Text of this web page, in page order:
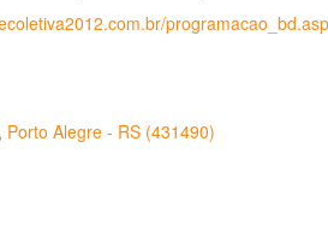
programacao_bd.asp
, Porto Alegre - RS (431490)